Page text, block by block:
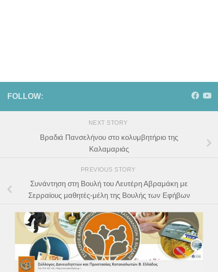
FOLLOW:
NEXT STORY
Βραδιά Πανσελήνου στο κολυμβητήριο της
Καλαμαριάς
PREVIOUS STORY
Συνάντηση στη Βουλή του Λευτέρη Αβραμάκη με
Σερραίους μαθητές-μέλη της Βουλής των Εφήβων